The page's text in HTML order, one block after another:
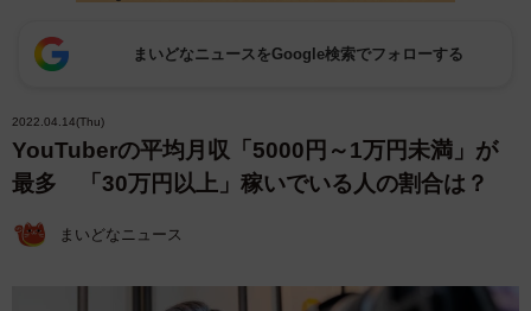
まいどなニュースをGoogle検索でフォローする
2022.04.14(Thu)
YouTuberの平均月収「5000円～1万円未満」が
最多 「30万円以上」稼いでいる人の割合は？
まいどなニュース